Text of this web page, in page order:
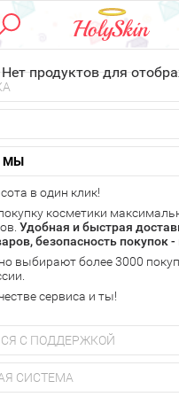
Нет продуктов для
по всем
доставку курьером,
в пунктах выдачи PickPoint
доставка
есть возможность
HolySkin.
условиях доставки и
свой заказ любым
деньгами (
банк (Альфа-банк,
способами.
МЫ
в один клик!
косметики
Удобная и быстрая
безопасность покупок -
выбирают более 3000
сервиса и ты!
С ПОДДЕРЖКОЙ
55
ответить на все Ваши
по
СИСТЕМА